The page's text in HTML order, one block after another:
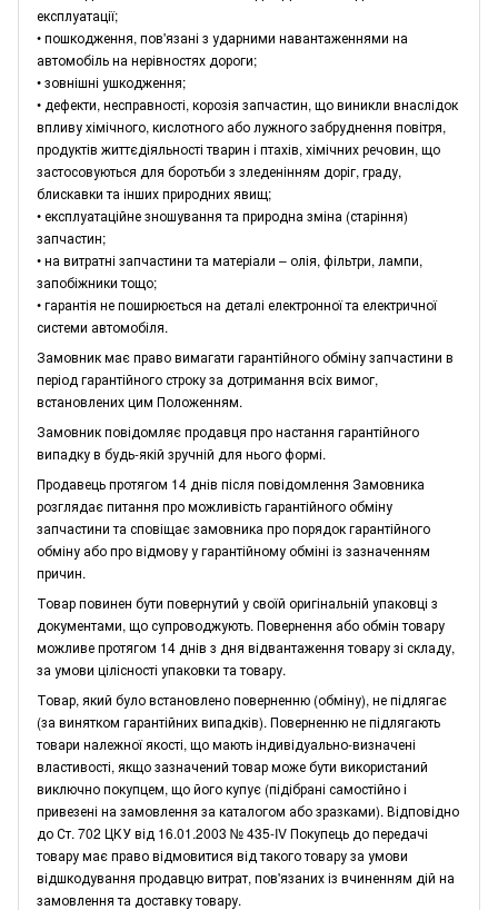
експлуатації;
• пошкодження, пов'язані з ударними навантаженнями на
автомобіль на нерівностях дороги;
• зовнішні ушкодження;
• дефекти, несправності, корозія запчастин, що виникли внаслідок
впливу хімічного, кислотного або лужного забруднення повітря,
продуктів життєдіяльності тварин і птахів, хімічних речовин, що
застосовуються для боротьби з зледенінням доріг, граду,
блискавки та інших природних явищ;
• експлуатаційне зношування та природна зміна (старіння)
запчастин;
• на витратні запчастини та матеріали – олія, фільтри, лампи,
запобіжники тощо;
• гарантія не поширюється на деталі електронної та електричної
системи автомобіля.
Замовник має право вимагати гарантійного обміну запчастини в
період гарантійного строку за дотримання всіх вимог,
встановлених цим Положенням.
Замовник повідомляє продавця про настання гарантійного
випадку в будь-якій зручній для нього формі.
Продавець протягом 14 днів після повідомлення Замовника
розглядає питання про можливість гарантійного обміну
запчастини та сповіщає замовника про порядок гарантійного
обміну або про відмову у гарантійному обміні із зазначенням
причин.
Товар повинен бути повернутий у своїй оригінальній упаковці з
документами, що супроводжують. Повернення або обмін товару
можливе протягом 14 днів з дня відвантаження товару зі складу,
за умови цілісності упаковки та товару.
Товар, який було встановлено поверненню (обміну), не підлягає
(за винятком гарантійних випадків). Поверненню не підлягають
товари належної якості, що мають індивідуально-визначені
властивості, якщо зазначений товар може бути використаний
виключно покупцем, що його купує (підібрані самостійно і
привезені на замовлення за каталогом або зразками). Відповідно
до Ст. 702 ЦКУ від 16.01.2003 № 435-IV Покупець до передачі
товару має право відмовитися від такого товару за умови
відшкодування продавцю витрат, пов'язаних із вчиненням дій на
замовлення та доставку товару.